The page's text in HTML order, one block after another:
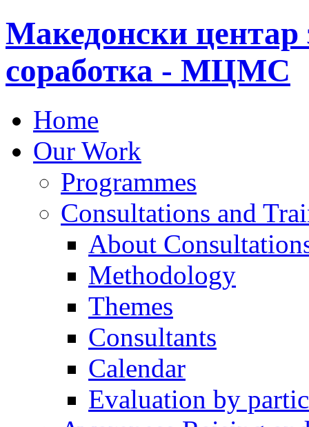
Македонски центар
соработка - МЦМС
Home
Our Work
Programmes
Consultations and
About
Methodology
Themes
Consultants
Calendar
Evaluation by